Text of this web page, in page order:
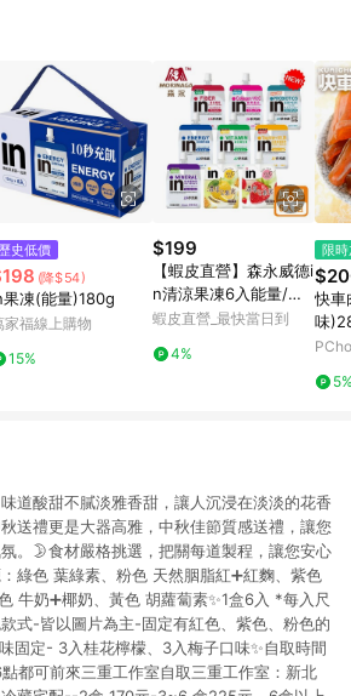
歷史低價
(降$54)
果凍(能量)180g
家福線上購物
15%
$199
【蝦皮直營】森永威德i
n清涼果凍6入能量/維
他命/綜合礦物質/膠原
+B群 營養補給 運動
蝦皮直營_最快當日到
4%
限
快車
味
道酸甜不膩淡雅香甜，讓人沉浸在淡淡的花香
送禮更是大器高雅，中秋佳節質感送禮，讓您
。🌛食材嚴格挑選，把關每道製程，讓您安心
綠色 葉綠素、粉色 天然胭脂紅➕紅麴、紫色
牛奶➕椰奶、黃色 胡蘿蔔素✨1盒6入 *每入尺
式-皆以圖片為主-固定有紅色、紫色、粉色的
固定- 3入桂花檸檬、3入梅子口味✨自取時間
都可前來三重工作室自取三重工作室：新北